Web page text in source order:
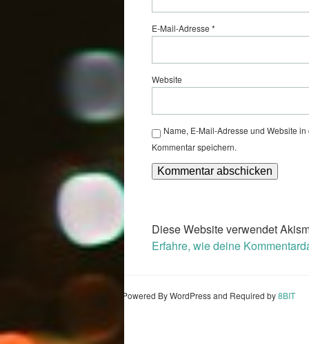
E-Mail-Adresse *
Website
Name, E-Mail-Adresse und Website
Kommentar speichern.
Diese Website verwendet
Erfahre, wie deine
Powered By WordPress and Required by8BIT